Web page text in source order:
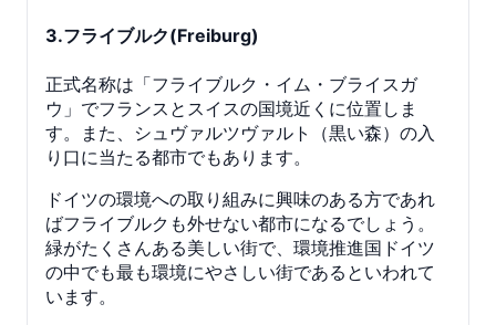
3.フライブルク(Freiburg)
正式名称は「フライブルク・イム・ブライスガ
ウ」でフランスとスイスの国境近くに位置しま
す。また、シュヴァルツヴァルト（黒い森）の入
り口に当たる都市でもあります。
ドイツの環境への取り組みに興味のある方であれ
ばフライブルクも外せない都市になるでしょう。
緑がたくさんある美しい街で、環境推進国ドイツ
の中でも最も環境にやさしい街であるといわれて
います。